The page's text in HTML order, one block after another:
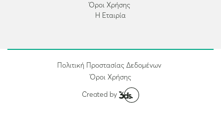
Όροι Χρήσης
Η Εταιρία
Πολιτική Προστασίας Δεδομένων
Όροι Χρήσης
Created by